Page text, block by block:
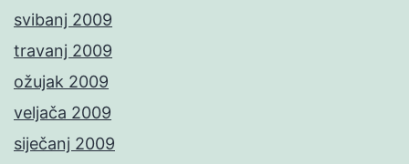
svibanj 2009
travanj 2009
ožujak 2009
veljača 2009
siječanj 2009